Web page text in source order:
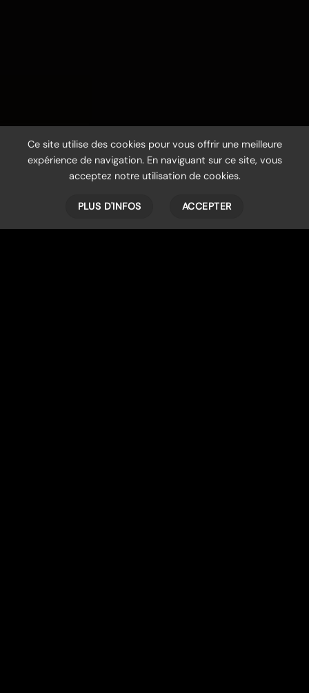
Ce site utilise des cookies pour vous offrir une meilleure
expérience de navigation. En naviguant sur ce site, vous
acceptez notre utilisation de cookies.
PLUS D'INFOS ACCEPTER